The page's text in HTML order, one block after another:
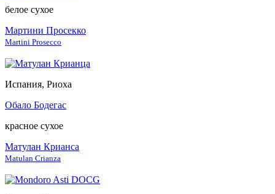
белое сухое
Мартини Просекко
Martini Prosecco
Испания, Риоха
Обало Бодегас
красное сухое
Матулан Крианса
Matulan Crianza